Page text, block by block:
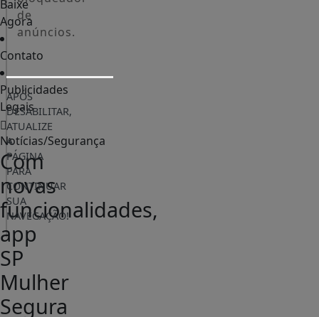
Baixe
Agora
Contato
Publicidades
Legais
Notícias/Segurança
Com
novas
funcionalidades,
app
SP
Mulher
Segura
de
anúncios.
APÓS
DESABILITAR,
ATUALIZE
A
PÁGINA
PARA
CONTINUAR
SUA
NAVEGAÇÃO!